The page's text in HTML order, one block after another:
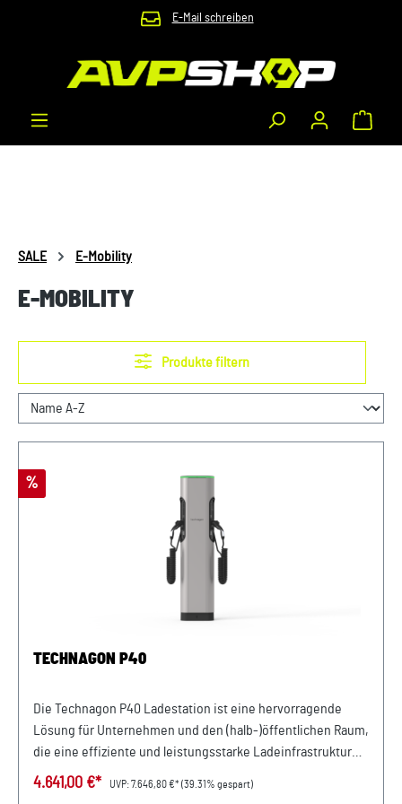
Zum Hauptinhalt springen E-Mail schreiben
SALE E-Mobility
E-MOBILITY
Produkte filtern
Rabatt
%
TECHNAGON P40
Die Technagon P40 Ladestation ist eine hervorragende
Lösung für Unternehmen und den (halb-)öffentlichen Raum,
die eine effiziente und leistungsstarke Ladeinfrastruktur
benötigen. Mit zwei Typ 2 Steckdosen und einer
4.641,00 €* UVP:7.646,80 €* (39.31% gespart)